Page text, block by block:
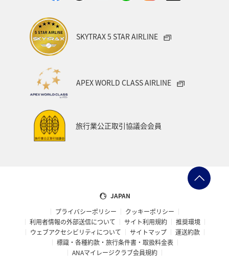
SKYTRAX 5 STAR AIRLINE
APEX WORLD CLASS AIRLINE
旅行業公正取引協議会会員
JAPAN
プライバシーポリシー
クッキーポリシー
利用者情報の外部送信について
サイト利用規約
推奨環境
ウェブアクセシビリティについて
サイトマップ
運送約款
標識・各種約款・旅行条件書・取扱料金表
ANAマイレージクラブ会員規約